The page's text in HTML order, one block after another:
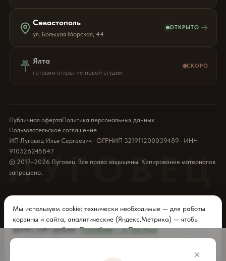
Севастополь
ул. Большая Морская, 44
ОТКРЫТО →
Ялта
готовим открытие новой студии
СКОРО
Публичная офертаПолитика персональных данных
Пользовательское соглашение
ИП Луговец Илья Сергеевич · ОГРНИП 321911200039489 · ИНН
910526245847
© 2017–2026 Луговец. Все права защищены. Копирование материалов
запрещено.
ЛУГОВЕЦ
Мы используем cookie: технически необходимые — для работы
корзины и сайта, аналитические (Яндекс.Метрика) — чтобы
делать сайт удобнее.Подробнее — в Политике
×